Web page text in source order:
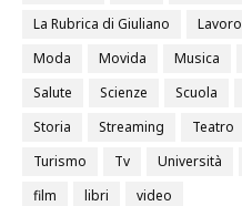
La Rubrica di Giuliano
Lavoro
Moda
Movida Musica
Salute
Scienze Scuola
Storia
Streaming Teatro
Turismo
Tv Università
film
libri video